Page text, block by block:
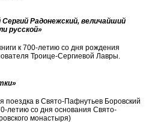
Радонежский, величайший
русской»
к 700-летию со дня рождения
Троице-Сергиевой Лавры.
поездка в Свято-Пафнутьев Боровский
летию со дня основания Свято-
монастыря)